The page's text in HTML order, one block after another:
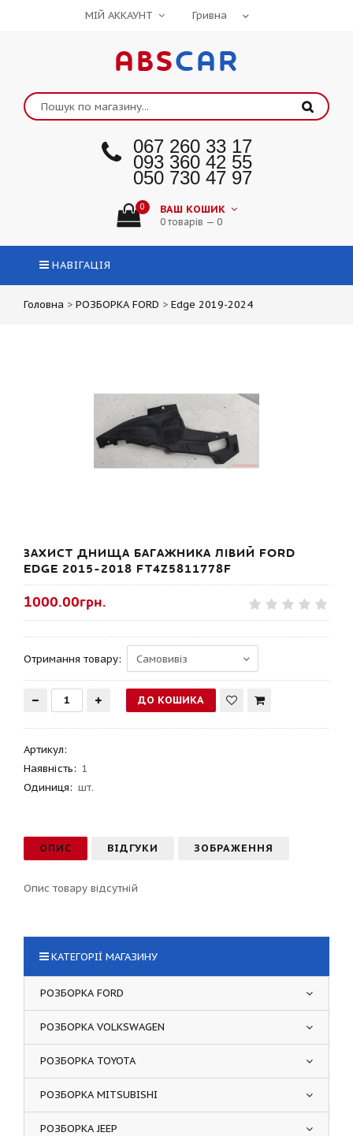
МІЙ АККАУНТ
ABSCAR
067 260 33 17
093 360 42 55
050 730 47 97
0 ВАШ КОШИК
0 товарів — 0
НАВІГАЦІЯ
Головна > РОЗБОРКА FORD > Edge 2019-2024
ЗАХИСТ ДНИЩА БАГАЖНИКА ЛІВИЙ FORD
EDGE 2015-2018 FT4Z5811778F
1000.00грн.
Отримання товару:
Артикул:
Наявність: 1
Одиниця: шт.
ОПИС ВІДГУКИ ЗОБРАЖЕННЯ
Опис товару відсутній
КАТЕГОРІЇ МАГАЗИНУ
РОЗБОРКА FORD
РОЗБОРКА VOLKSWAGEN
РОЗБОРКА TOYOTA
РОЗБОРКА MITSUBISHI
РОЗБОРКА JEEP